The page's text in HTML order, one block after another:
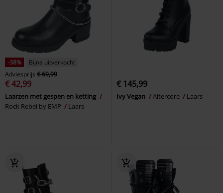
-38%
Bijna uitverkocht
Adviesprijs € 69,99
€ 42,99
Laarzen met gespen en ketting
Rock Rebel by EMP
Laars
€ 145,99
Ivy Vegan Altercore Laars